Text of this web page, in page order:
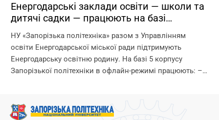
Енергодарські заклади освіти — школи та
дитячі садки — працюють на базі
Запорізької політехніки!
НУ «Запорізька політехніка» разом з Управлінням
освіти Енергодарської міської ради підтримують
Енергодарську освітню родину. На базі 5 корпусу
Запорізької політехніки в офлайн-режимі працюють: –